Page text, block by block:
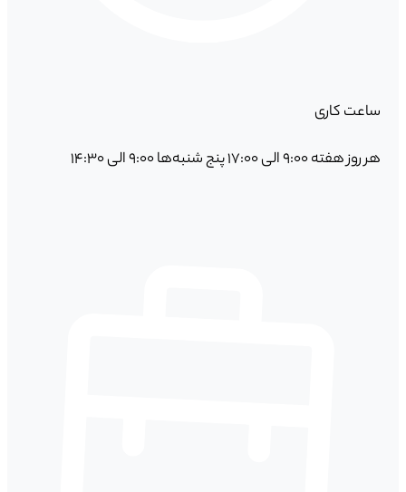
ساعت کاری
هر روز هفته ۹:۰۰ الی ۱۷:۰۰ پنج شنبه‌ها ۹:۰۰ الی ۱۴:۳۰